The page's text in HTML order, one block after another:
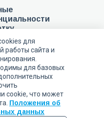
для
работы сайта и
для базовых
cookie, что может
Положения об
данных